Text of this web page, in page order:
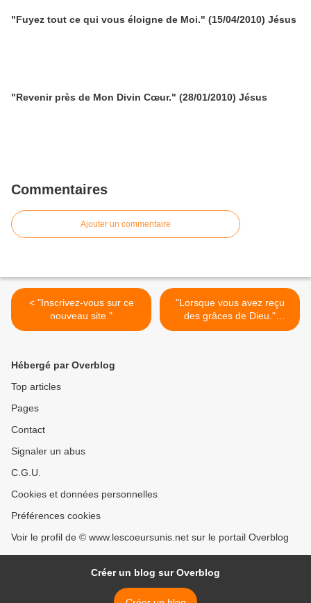
"Fuyez tout ce qui vous éloigne de Moi." (15/04/2010) Jésus
"Revenir près de Mon Divin Cœur." (28/01/2010) Jésus
Commentaires
Ajouter un commentaire
< "Inscrivez-vous sur ce
nouveau site."
"Lorsque vous avez reçu
des grâces de Dieu."
(16/04/2012) La Vierge
Hébergé par Overblog
Top articles
Pages
Contact
Signaler un abus
C.G.U.
Cookies et données personnelles
Préférences cookies
Voir le profil de © www.lescoeursunis.net sur le portail Overblog
Créer un blog sur Overblog